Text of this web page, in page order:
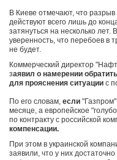
В Киеве отмечают, что разрыв
действуют всего лишь до
затянуться на несколько
уверенность, что перебоев в
не будет.
Коммерческий директор
заявил о намерении
для прояснения ситуации с
По его словам, если "Газпром"
месяце, а европейское
по контракту с российской
компенсации.
При этом в украинской
заявили, что у них достаточно